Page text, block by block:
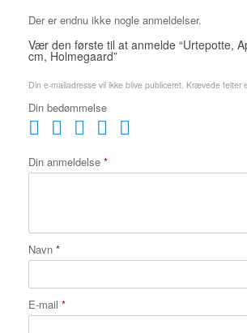
Der er endnu ikke nogle anmeldelser.
Vær den første til at anmelde “Urtepotte,
cm, Holmegaard”
Din e-mailadresse vil ikke blive publiceret. Krævede felter
Din bedømmelse
Din anmeldelse *
Navn *
E-mail *